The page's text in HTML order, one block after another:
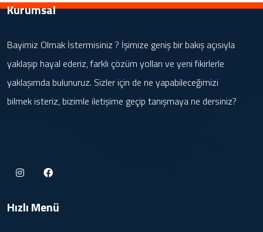
Kurumsal
Bayimiz Olmak İstermisiniz ? İşimize geniş bir bakış açısıyla
yaklaşıp hayal ederiz, farklı çözüm yolları ve yeni fikirlerle
yaklaşımda bulunuruz. Sizler için de ne yapabileceğimizi
bilmek isteriz, bizimle iletişime geçip tanışmaya ne dersiniz?
Hızlı Menü